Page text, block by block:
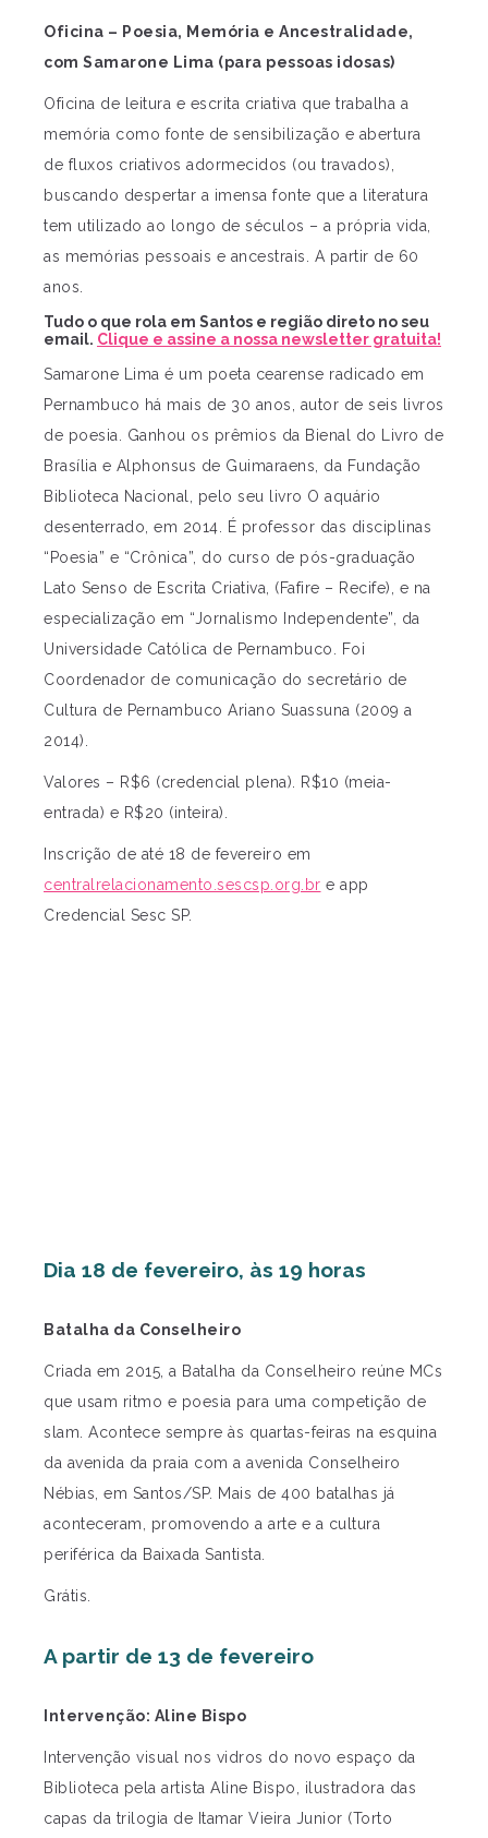
Oficina – Poesia, Memória e Ancestralidade,
com Samarone Lima (para pessoas idosas)
Oficina de leitura e escrita criativa que trabalha a
memória como fonte de sensibilização e abertura
de fluxos criativos adormecidos (ou travados),
buscando despertar a imensa fonte que a literatura
tem utilizado ao longo de séculos – a própria vida,
as memórias pessoais e ancestrais. A partir de 60
anos.
Tudo o que rola em Santos e região direto no seu
email. Clique e assine a nossa newsletter gratuita!
Samarone Lima é um poeta cearense radicado em
Pernambuco há mais de 30 anos, autor de seis livros
de poesia. Ganhou os prêmios da Bienal do Livro de
Brasília e Alphonsus de Guimaraens, da Fundação
Biblioteca Nacional, pelo seu livro O aquário
desenterrado, em 2014. É professor das disciplinas
“Poesia” e “Crônica”, do curso de pós-graduação
Lato Senso de Escrita Criativa, (Fafire – Recife), e na
especialização em “Jornalismo Independente”, da
Universidade Católica de Pernambuco. Foi
Coordenador de comunicação do secretário de
Cultura de Pernambuco Ariano Suassuna (2009 a
2014).
Valores – R$6 (credencial plena). R$10 (meia-
entrada) e R$20 (inteira).
Inscrição de até 18 de fevereiro em
centralrelacionamento.sescsp.org.br e app
Credencial Sesc SP.
Dia 18 de fevereiro, às 19 horas
Batalha da Conselheiro
Criada em 2015, a Batalha da Conselheiro reúne MCs
que usam ritmo e poesia para uma competição de
slam. Acontece sempre às quartas-feiras na esquina
da avenida da praia com a avenida Conselheiro
Nébias, em Santos/SP. Mais de 400 batalhas já
aconteceram, promovendo a arte e a cultura
periférica da Baixada Santista.
Grátis.
A partir de 13 de fevereiro
Intervenção: Aline Bispo
Intervenção visual nos vidros do novo espaço da
Biblioteca pela artista Aline Bispo, ilustradora das
capas da trilogia de Itamar Vieira Junior (Torto